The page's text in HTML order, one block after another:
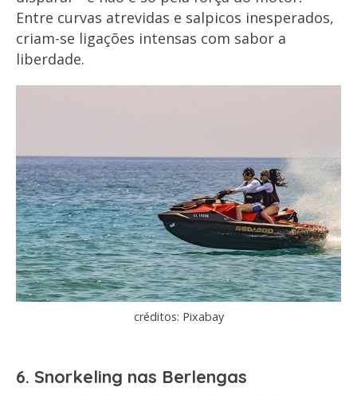
Entre curvas atrevidas e salpicos inesperados,
criam-se ligações intensas com sabor a
liberdade.
créditos: Pixabay
6. Snorkeling nas Berlengas